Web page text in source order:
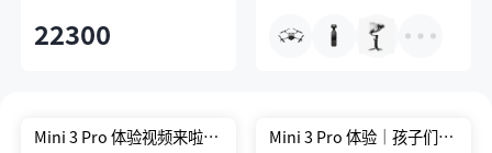
22300
Mini 3 Pro 体验视频来啦｜
Mini 3 Pro 体验｜孩子们的